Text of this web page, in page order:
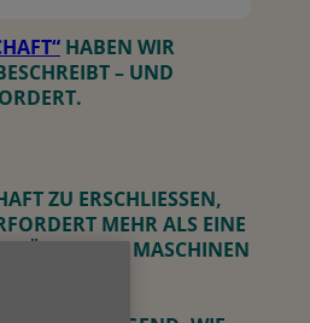
HABEN WIR
– UND
ZU ERSCHLIESSEN, U
MEHR ALS EINE A
UND MASCHINEN E
DER N